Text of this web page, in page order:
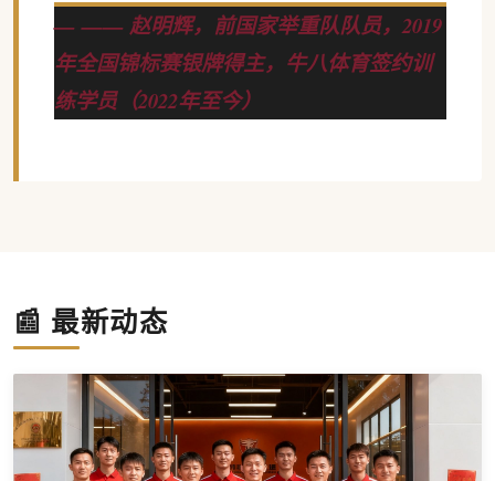
—— 赵明辉，前国家举重队队员，2019
年全国锦标赛银牌得主，牛八体育签约训
练学员（2022年至今）
📰 最新动态